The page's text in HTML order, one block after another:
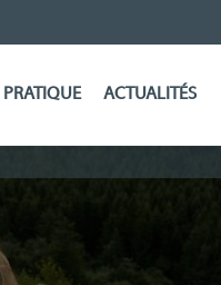
PRATIQUE ACTUALITÉS